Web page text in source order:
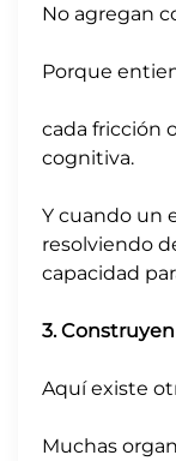
No agregan
Porque
cada fricción
cognitiva.
Y cuando un
resolviendo
capacidad
3.
Aquí existe
Muchas